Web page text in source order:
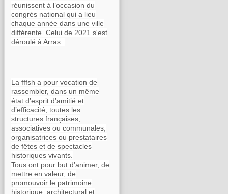
réunissent à l’occasion du
congrès national qui a lieu
chaque année dans une ville
différente. Celui de 2021 s'est
déroulé à Arras.
La fffsh a pour vocation de
rassembler, dans un même
état d’esprit d’amitié et
d’efficacité, toutes les
structures françaises,
associatives ou communales,
organisatrices ou prestataires
de fêtes et de spectacles
historiques vivants.
Tous ont pour but d’animer, de
mettre en valeur, de
promouvoir le patrimoine
historique, architectural et